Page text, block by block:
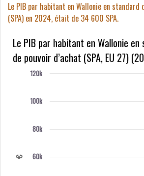
Le PIB par habitant en Wallonie en standard
(SPA) en 2024, était de 34 600 SPA.
€
100k
60k
80k
120k
Le PIB par habitant en Wallonie en
de pouvoir d’achat (SPA, EU 27)